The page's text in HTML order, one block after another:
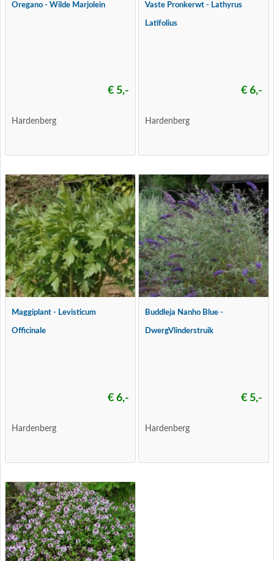
Oregano - Wilde Marjolein
€ 5,-
Hardenberg
Vaste Pronkerwt - Lathyrus
Latifolius
€ 6,-
Hardenberg
Maggiplant - Levisticum
Officinale
€ 6,-
Hardenberg
Buddleja Nanho Blue -
DwergVlinderstruik
€ 5,-
Hardenberg